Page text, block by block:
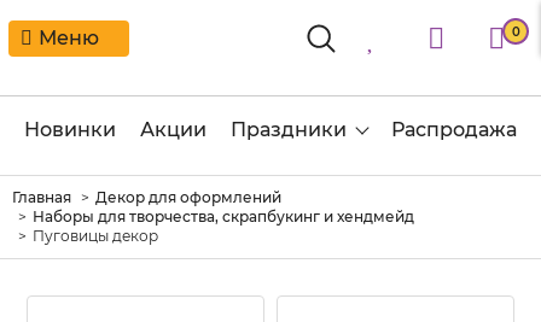
Меню 0
Новинки Акции Праздники Распродажа
Главная
Декор для оформлений
Наборы для творчества, скрапбукинг и хендмейд
Пуговицы декор